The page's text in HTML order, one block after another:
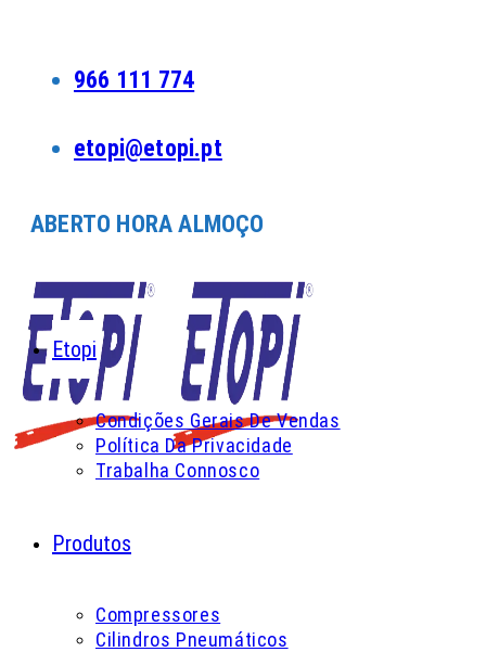
966 111 774
etopi@etopi.pt
ABERTO HORA ALMOÇO
Etopi
Condições Gerais De Vendas
Política Da Privacidade
Trabalha Connosco
Produtos
Compressores
Cilindros Pneumáticos